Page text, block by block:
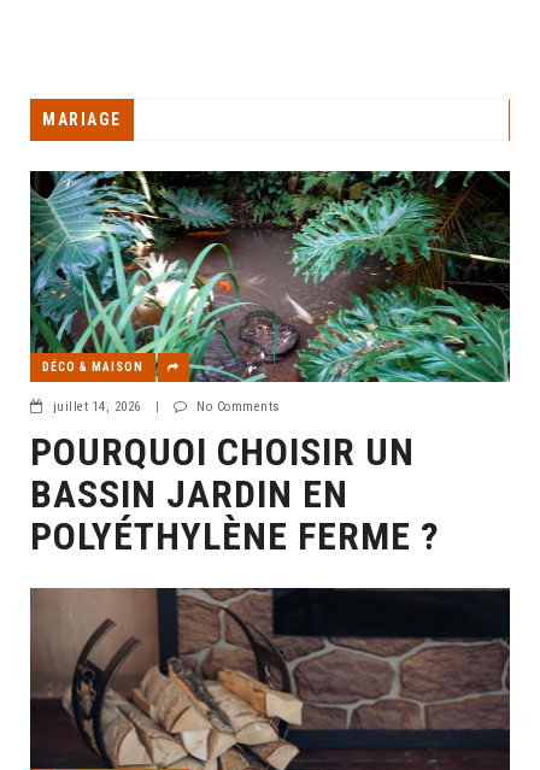
MARIAGE
DÉCO & MAISON
juillet 14, 2026 | No Comments
POURQUOI CHOISIR UN
BASSIN JARDIN EN
POLYÉTHYLÈNE FERME ?